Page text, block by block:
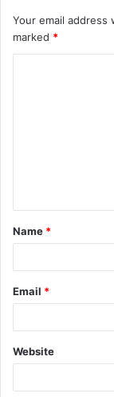
Your email address
marked *
t
*
Name *
Email *
Website